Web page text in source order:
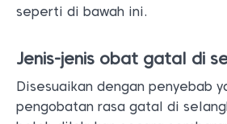
seperti di bawah ini.
Jenis-jenis obat gatal di
Disesuaikan dengan penyebab
pengobatan rasa gatal di